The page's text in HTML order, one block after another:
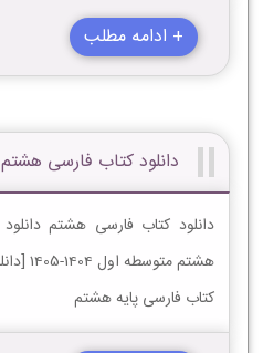
+ ادامه مطلب
دانلود کتاب فارسی هشتم
کتاب فارسی پایه هشتم